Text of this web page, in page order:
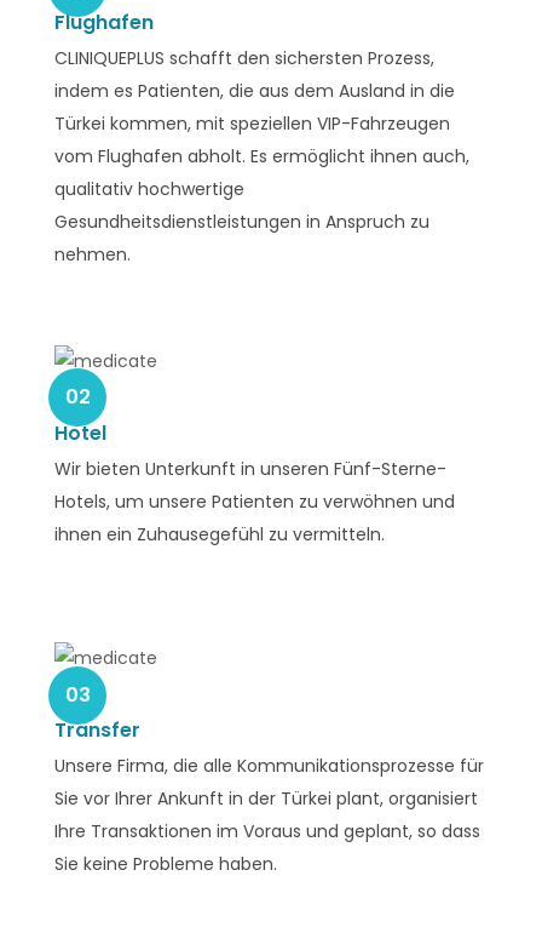
Flughafen
CLINIQUEPLUS schafft den sichersten Prozess,
indem es Patienten, die aus dem Ausland in die
Türkei kommen, mit speziellen VIP-Fahrzeugen
vom Flughafen abholt. Es ermöglicht ihnen auch,
qualitativ hochwertige
Gesundheitsdienstleistungen in Anspruch zu
nehmen.
02
Hotel
Wir bieten Unterkunft in unseren Fünf-Sterne-
Hotels, um unsere Patienten zu verwöhnen und
ihnen ein Zuhausegefühl zu vermitteln.
03
Transfer
Unsere Firma, die alle Kommunikationsprozesse für
Sie vor Ihrer Ankunft in der Türkei plant, organisiert
Ihre Transaktionen im Voraus und geplant, so dass
Sie keine Probleme haben.